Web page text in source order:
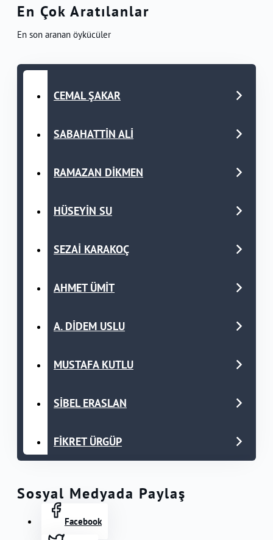
En Çok Aratılanlar
En son aranan öykücüler
CEMAL ŞAKAR
SABAHATTİN ALİ
RAMAZAN DİKMEN
HÜSEYİN SU
SEZAİ KARAKOÇ
AHMET ÜMİT
A. DİDEM USLU
MUSTAFA KUTLU
SİBEL ERASLAN
FİKRET ÜRGÜP
Sosyal Medyada Paylaş
Facebook